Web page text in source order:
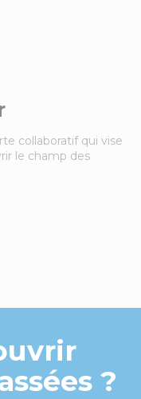
collaboratif qui vise
le champ des
?